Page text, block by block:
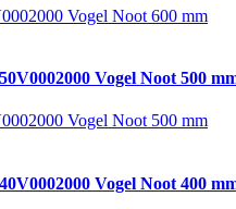
Vogel Noot 600 mm
Vogel Noot 500
Vogel Noot 500 mm
Vogel Noot 400